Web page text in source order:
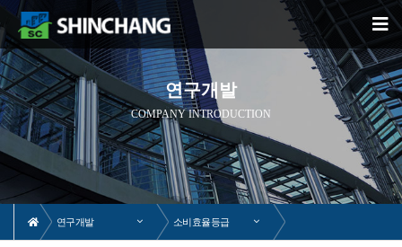
연구개발
COMPANY INTRODUCTION
연구개발 소비효율등급